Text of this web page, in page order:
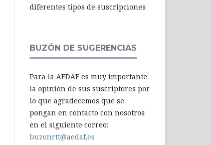
diferentes tipos de suscripciones
BUZÓN DE SUGERENCIAS
Para la AEDAF es muy importante
la opinión de sus suscriptores por
lo que agradecemos que se
pongan en contacto con nosotros
en el siguiente correo:
buzonrtt@aedaf.es